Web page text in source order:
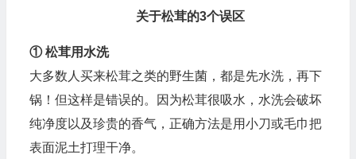
关于松茸的3个误区
① 松茸用水洗
大多数人买来松茸之类的野生菌，都是先水洗，再下
锅！但这样是错误的。因为松茸很吸水，水洗会破坏
纯净度以及珍贵的香气，正确方法是用小刀或毛巾把
表面泥土打理干净。